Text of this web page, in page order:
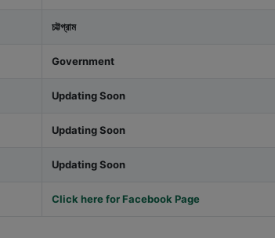
চট্টগ্রাম
Government
Updating Soon
Updating Soon
Updating Soon
Click here for Facebook Page